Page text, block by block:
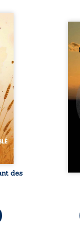
le
son
À
pu
de
les
des
...
des
les
les